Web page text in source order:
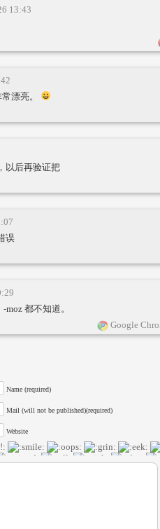
13:43
漂亮。
以后再验证把
误
moz 都不知道。
Google
Name (required)
Mail (will not be published)(required)
Website